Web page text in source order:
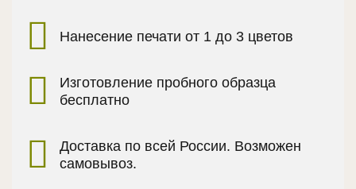
Нанесение печати от 1 до 3 цветов
Изготовление пробного образца
бесплатно
Доставка по всей России. Возможен
самовывоз.